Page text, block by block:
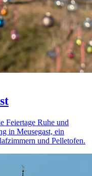
Feiertage Ruhe und
in Meusegast, ein
und Pelletofen.